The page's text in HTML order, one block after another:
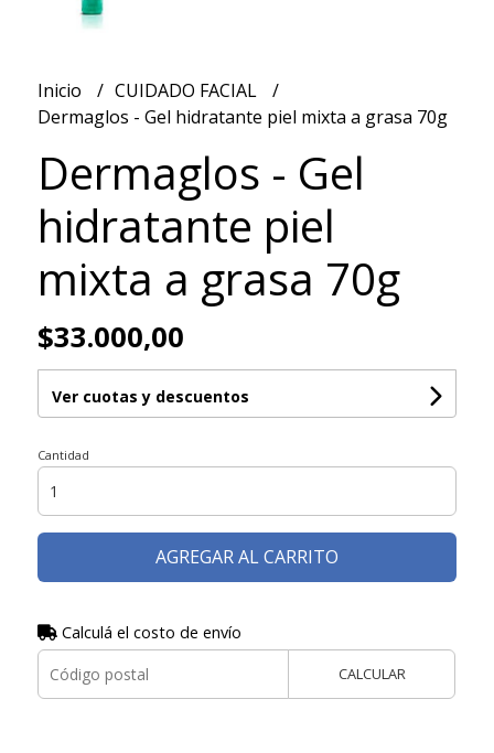
Inicio
CUIDADO FACIAL
Dermaglos - Gel hidratante piel mixta a grasa 70g
Dermaglos - Gel
hidratante piel
mixta a grasa 70g
$33.000,00
Ver cuotas y descuentos
Cantidad
AGREGAR AL CARRITO
Calculá el costo de envío
CALCULAR